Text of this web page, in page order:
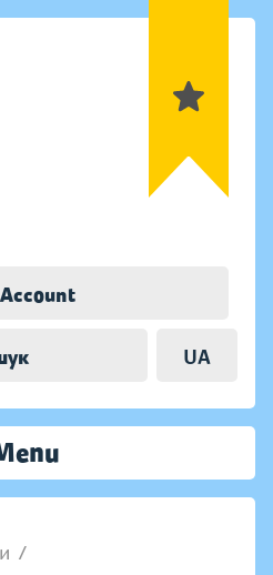
Account
UA
/